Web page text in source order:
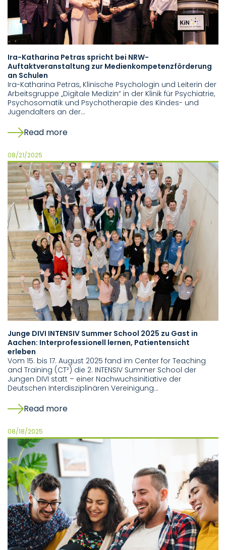
Ira-Katharina Petras spricht bei NRW-
Auftaktveranstaltung zur Medienkompetenzförderung
an Schulen
Ira-Katharina Petras, Klinische Psychologin und Leiterin der
Arbeitsgruppe „Digitale Medizin“ in der Klinik für Psychiatrie,
Psychosomatik und Psychotherapie des Kindes- und
Jugendalters an der…
Read more
08/21/2025
Junge DIVI INTENSIV Summer School 2025 zu Gast in
Aachen: Interprofessionell lernen, Patientensicht
erleben
Vom 15. bis 17. August 2025 fand im Center for Teaching
and Training (CT²) die 2. INTENSIV Summer School der
Jungen DIVI statt – einer Nachwuchsinitiative der
Deutschen Interdisziplinären Vereinigung…
Read more
08/18/2025